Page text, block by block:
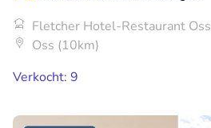
Fletcher Hotel-Restaurant Oss
Oss (10km)
Verkocht: 9